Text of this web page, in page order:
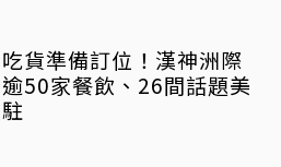
貨準備訂位！漢神洲際
50家餐飲、26間話題美